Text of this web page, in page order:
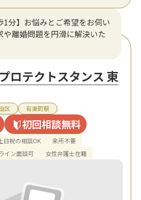
1分】お悩みとご希望をお伺い
や離婚問題を円滑に解決いた
ロテクトスタンス 東
区 有楽町駅
初回相談無料
日祝の相談OK
来所不要
イン面談可 女性弁護士在籍